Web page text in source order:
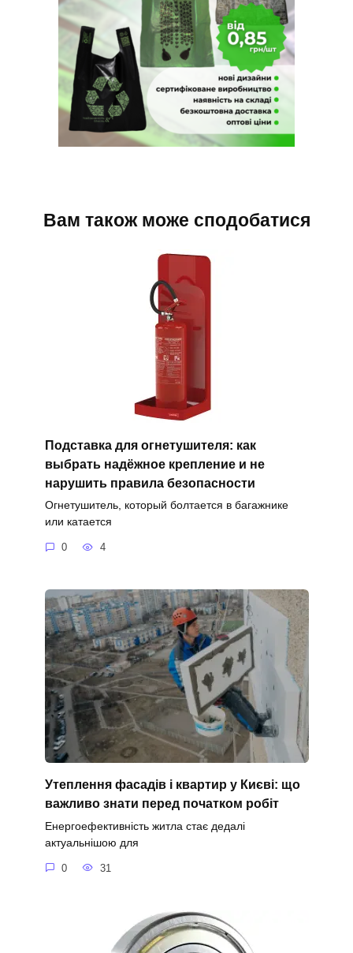
Вам також може сподобатися
Подставка для огнетушителя: как
выбрать надёжное крепление и не
нарушить правила безопасности
Огнетушитель, который болтается в багажнике
или катается
0 4
Утеплення фасадів і квартир у Києві: що
важливо знати перед початком робіт
Енергоефективність житла стає дедалі
актуальнішою для
0 31